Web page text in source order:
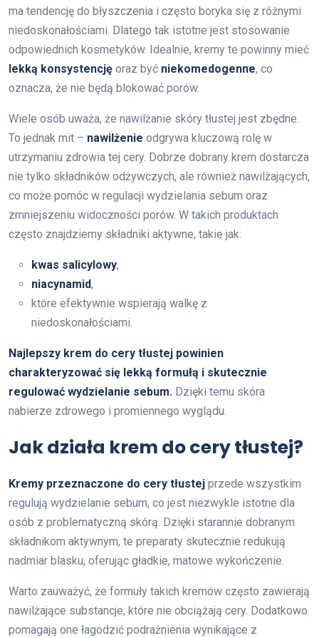
ma tendencję do błyszczenia i często boryka się z różnymi
niedoskonałościami. Dlatego tak istotne jest stosowanie
odpowiednich kosmetyków. Idealnie, kremy te powinny mieć
lekką konsystencję oraz być niekomedogenne, co
oznacza, że nie będą blokować porów.
Wiele osób uważa, że nawilżanie skóry tłustej jest zbędne.
To jednak mit – nawilżenie odgrywa kluczową rolę w
utrzymaniu zdrowia tej cery. Dobrze dobrany krem dostarcza
nie tylko składników odżywczych, ale również nawilżających,
co może pomóc w regulacji wydzielania sebum oraz
zmniejszeniu widoczności porów. W takich produktach
często znajdziemy składniki aktywne, takie jak:
kwas salicylowy,
niacynamid,
które efektywnie wspierają walkę z
niedoskonałościami.
Najlepszy krem do cery tłustej powinien
charakteryzować się lekką formułą i skutecznie
regulować wydzielanie sebum. Dzięki temu skóra
nabierze zdrowego i promiennego wyglądu.
Jak działa krem do cery tłustej?
Kremy przeznaczone do cery tłustej przede wszystkim
regulują wydzielanie sebum, co jest niezwykle istotne dla
osób z problematyczną skórą. Dzięki starannie dobranym
składnikom aktywnym, te preparaty skutecznie redukują
nadmiar blasku, oferując gładkie, matowe wykończenie.
Warto zauważyć, że formuły takich kremów często zawierają
nawilżające substancje, które nie obciążają cery. Dodatkowo
pomagają one łagodzić podrażnienia wynikające z